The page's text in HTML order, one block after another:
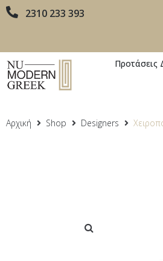
2310 233 393
Αρχική Shop Designers